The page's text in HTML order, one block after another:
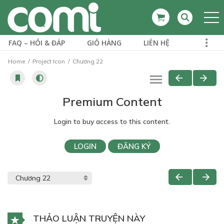
FAQ – HỎI & ĐÁP GIỎ HÀNG LIÊN HỆ
Home Project Icon Chương 22
Premium Content
Login to buy access to this content.
LOGIN ĐĂNG KÝ
THẢO LUẬN TRUYỆN NÀY